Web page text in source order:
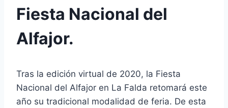
Fiesta Nacional del
Alfajor.
Tras la edición virtual de 2020, la Fiesta
Nacional del Alfajor en La Falda retomará este
año su tradicional modalidad de feria. De esta